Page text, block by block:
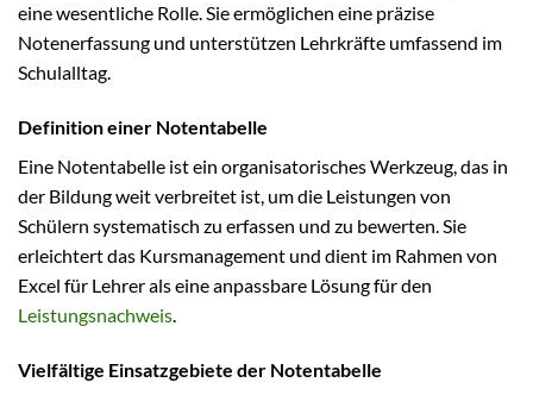
eine wesentliche Rolle. Sie ermöglichen eine präzise
Notenerfassung und unterstützen Lehrkräfte umfassend im
Schulalltag.
Definition einer Notentabelle
Eine Notentabelle ist ein organisatorisches Werkzeug, das in
der Bildung weit verbreitet ist, um die Leistungen von
Schülern systematisch zu erfassen und zu bewerten. Sie
erleichtert das Kursmanagement und dient im Rahmen von
Excel für Lehrer als eine anpassbare Lösung für den
Leistungsnachweis.
Vielfältige Einsatzgebiete der Notentabelle